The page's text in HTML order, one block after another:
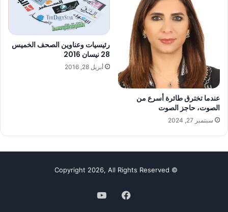
عندما تخترق طائرة أسرع من
الصوت، حاجز الصوت
سبتمبر 27, 2024
رئيسيات وعناوين الصحف الخميس
28 نيسان 2016
أبريل 28, 2016
© Copyright 2026, All Rights Reserved
فيسبوك‫YouTube